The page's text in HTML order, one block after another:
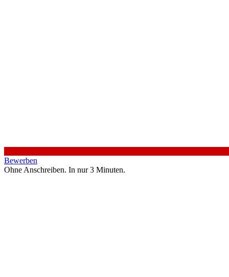
Bewerben
Ohne Anschreiben. In nur 3 Minuten.